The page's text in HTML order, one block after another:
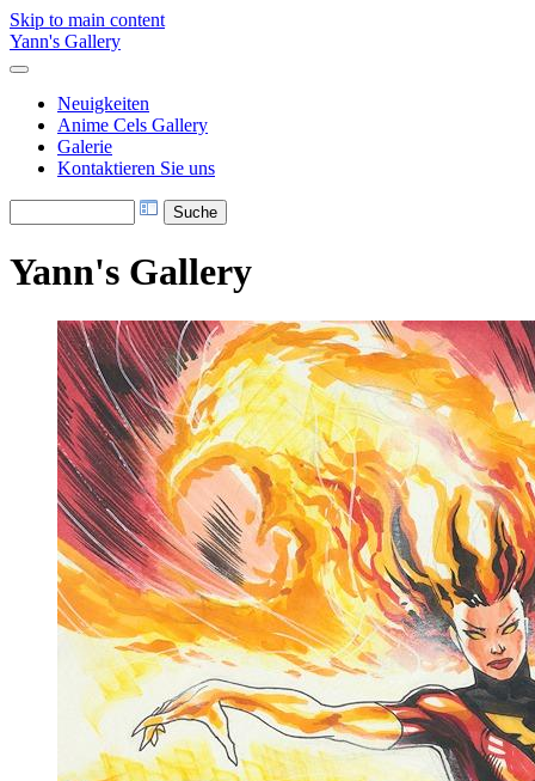
Skip to main content
Yann's Gallery
Neuigkeiten
Anime Cels Gallery
Galerie
Kontaktieren Sie uns
Yann's Gallery